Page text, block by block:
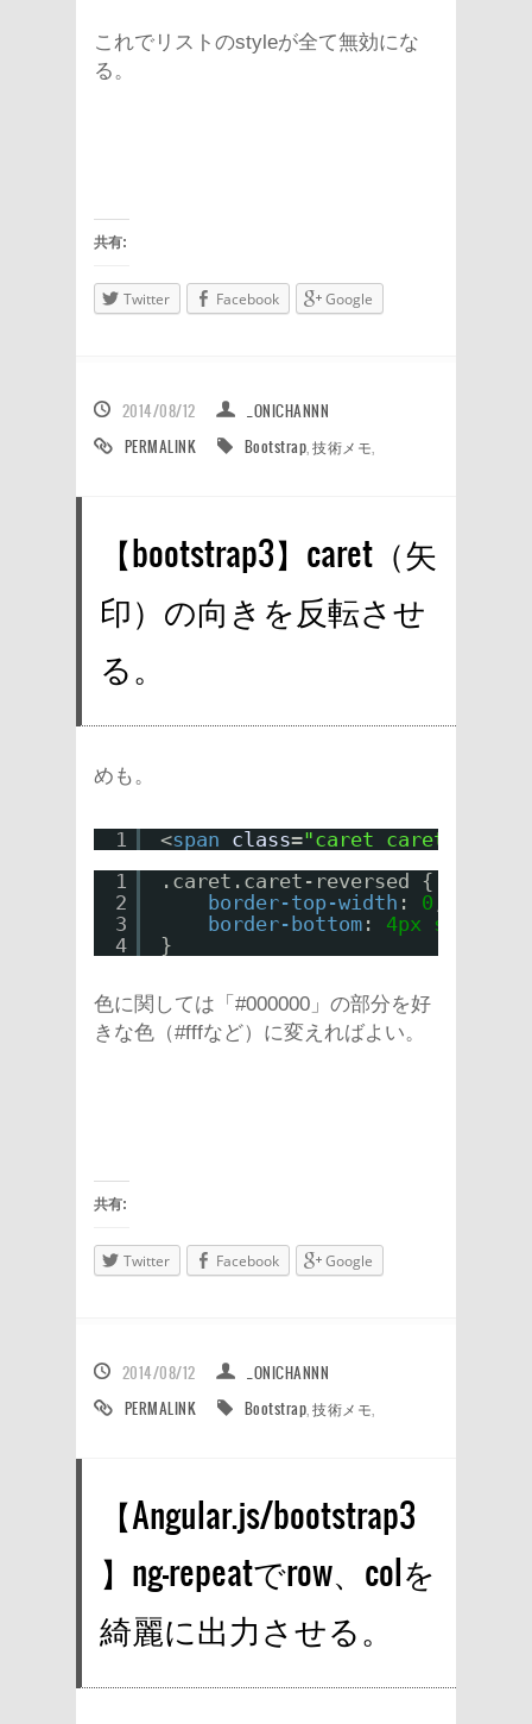
これでリストのstyleが全て無効にな
る。
共有:
Twitter Facebook Google
2014/08/12
_ONICHANNN
PERMALINK
Bootstrap ,技術メモ
【bootstrap3】caret（矢
印）の向きを反転させ
る。
めも。
1 <span class="caret caret-
1
2
3
4
.caret.caret-reversed {
border-top-width : 0
border-bottom : 4px solid
}
色に関しては「#000000」の部分を好
きな色（#fffなど）に変えればよい。
共有:
Twitter Facebook Google
2014/08/12
_ONICHANNN
PERMALINK
Bootstrap ,技術メモ
【Angular.js/bootstrap3
】ng-repeatでrow、colを
綺麗に出力させる。